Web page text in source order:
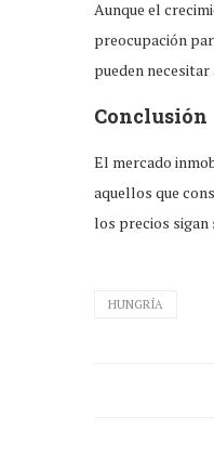
Aunque el
preocupación
pueden
Conclusión
El mercado
aquellos que
los precios sigan
HUNGRÍA